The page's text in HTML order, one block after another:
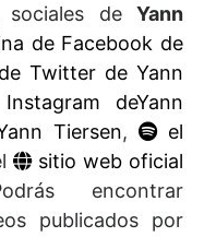
de Yann
de Facebook de
Twitter de Yann
deYann
Tiersen,
el
sitio web oficial
encontrar
publicados por